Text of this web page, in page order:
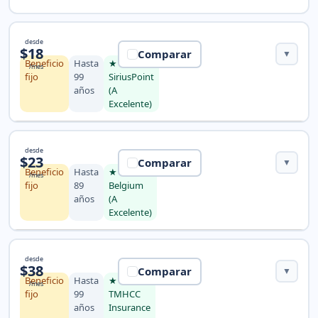
Seguro Visitors Care
Beneficio
fijo
Hasta
99
años
★
SiriusPoint
(A
Excelente)
desde
$18
/mes
Comparar ▼
Seguro Safe Travels Elite
Beneficio
fijo
Hasta
89
años
★ Zurich
Belgium
(A
Excelente)
desde
$23
/mes
Comparar ▼
Seguro VisitorSecure
Beneficio
fijo
Hasta
99
años
★
TMHCC
Insurance
desde
$38
/mes
Comparar ▼